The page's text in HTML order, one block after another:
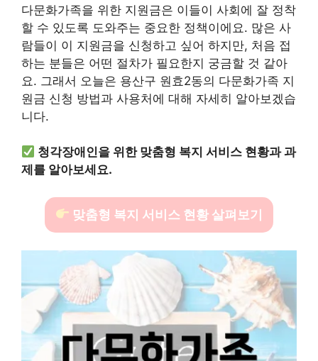
다문화가족을 위한 지원금은 이들이 사회에 잘 정착
할 수 있도록 도와주는 중요한 정책이에요. 많은 사
람들이 이 지원금을 신청하고 싶어 하지만, 처음 접
하는 분들은 어떤 절차가 필요한지 궁금할 것 같아
요. 그래서 오늘은 용산구 원효2동의 다문화가족 지
원금 신청 방법과 사용처에 대해 자세히 알아보겠습
니다.
청각장애인을 위한 맞춤형 복지 서비스 현황과 과
제를 알아보세요.
맞춤형 복지 서비스 현황 살펴보기